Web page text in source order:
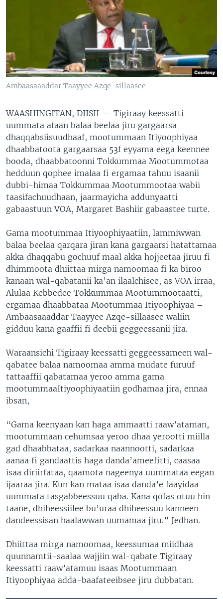
Ambaasaaaddar Taayyee Azqe-sillaasee
WAASHINGITAN, DIISII — Tigiraay keessatti
uummata afaan balaa beelaa jiru gargaarsa
dhaqqabsiisuudhaaf, mootummaan Itiyoophiyaa
dhaabbatoota gargaarsaa 53f eyyama eega keennee
booda, dhaabbatoonni Tokkummaa Mootummotaa
hedduun qophee imalaa fi ergamaa tahuu isaanii
dubbi-himaa Tokkummaa Mootummootaa wabii
taasifachuudhaan, jaarmayicha addunyaatti
gabaastuun VOA, Margaret Bashiir gabaastee turte.
Gama mootummaa Itiyoophiyaatiin, lammiwwan
balaa beelaa qarqara jiran kana gargaarsi hatattamaa
akka dhaqqabu gochuuf maal akka hojjeetaa jiruu fi
dhimmoota dhiittaa mirga namoomaa fi ka biroo
kanaan wal-qabatanii ka’an ilaalchisee, as VOA irraa,
Alulaa Kebbedee Tokkummaa Mootummootaatti,
ergamaa dhaabbataa Mootummaa Itiyoophiyaa –
Ambaasaaaddar Taayyee Azqe-sillaasee waliin
gidduu kana gaaffii fi deebii geggeessanii jira.
Waraansichi Tigiraay keessatti geggeessameen wal-
qabatee balaa namoomaa amma mudate furuuf
tattaaffii qabatamaa yeroo amma gama
mootummaaItiyoophiyaatiin godhamaa jira, ennaa
ibsan,
“Gama keenyaan kan haga ammaatti raaw’ataman,
mootummaan cehumsaa yeroo dhaa yerootti miilla
gad dhaabbataa, sadarkaa naannootti, sadarkaa
aanaa fi gandaattis haga danda’ameefitti, caasaa
isaa diriirfataa, qaamota nageenya uummataa eegan
ijaaraa jira. Kun kan mataa isaa danda’e faayidaa
uummata tasgabbeessuu qaba. Kana qofas otuu hin
taane, dhiheessiilee bu’uraa dhiheessuu kanneen
dandeessisan haalawwan uumamaa jiru.” Jedhan.
Dhiittaa mirga namoomaa, keessumaa miidhaa
quunnamtii-saalaa wajjiin wal-qabate Tigiraay
keessatti raaw’atamuu isaas Mootummaan
Itiyoophiyaa adda-baafateeibsee jiru dubbatan.